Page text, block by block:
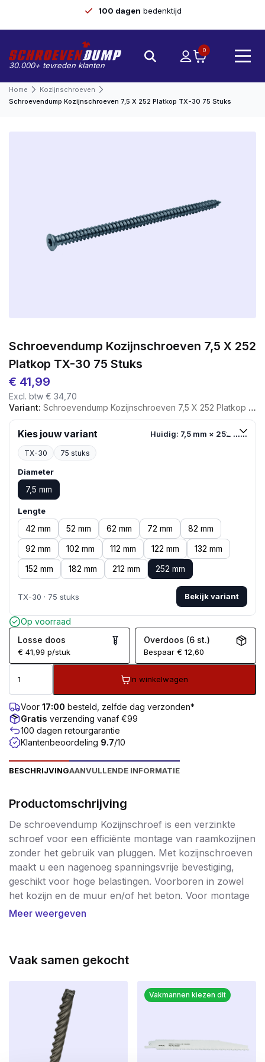
100 dagen bedenktijd
30.000+ tevreden klanten
0
Home
Kozijnschroeven
Schroevendump Kozijnschroeven 7,5 X 252 Platkop TX-30 75 Stuks
Schroevendump Kozijnschroeven 7,5 X 252
Platkop TX-30 75 Stuks
€ 41,99
Excl. btw € 34,70
Variant: Schroevendump Kozijnschroeven 7,5 X 252 Platkop TX-30 75 Stuks
Kies jouw variant Huidig: 7,5 mm × 252 mm
TX-30 75 stuks
Diameter
7,5 mm
Lengte
42 mm 52 mm 62 mm 72 mm
82 mm
92 mm
102 mm 112 mm 122 mm
132 mm
152 mm
182 mm 212 mm 252 mm
TX-30 · 75 stuks Bekijk variant
Op voorraad
Losse doos
€ 41,99 p/stuk
Overdoos (6 st.)
Bespaar€ 12,60
In winkelwagen
Voor 17:00 besteld, zelfde dag verzonden*
Gratis verzending vanaf €99
100 dagen retourgarantie
Klantenbeoordeling 9.7/10
BESCHRIJVINGAANVULLENDE INFORMATIE
Productomschrijving
De schroevendump Kozijnschroef is een verzinkte
schroef voor een efficiënte montage van raamkozijnen
zonder het gebruik van pluggen. Met kozijnschroeven
maakt u een nagenoeg spanningsvrije bevestiging,
geschikt voor hoge belastingen. Voorboren in zowel
het kozijn en de muur en/of het beton. Voor montage
van raam- en deurkozijnen van hout.
geperforeerd bouwmateriaal gedraaid worden.
schroevendump kozijnschroeven wordt hij trek- en
spanningsvrij in het bouwmateriaal bevestigd.
Toepassing
Montage van houten raamkozijnen zonder het gebruik
Meer weergeven
Vaak samen gekocht
Vakmannen kiezen dit